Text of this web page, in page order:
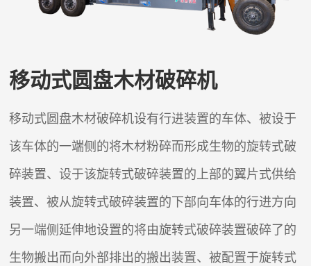
移动式圆盘木材破碎机
移动式圆盘木材破碎机设有行进装置的车体、被设于
该车体的一端侧的将木材粉碎而形成生物的旋转式破
碎装置、设于该旋转式破碎装置的上部的翼片式供给
装置、被从旋转式破碎装置的下部向车体的行进方向
另一端侧延伸地设置的将由旋转式破碎装置破碎了的
生物搬出而向外部排出的搬出装置、被配置于旋转式